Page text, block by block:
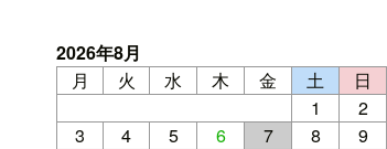
2026年8月
月
火 水 木 金 土
日
1
2
3
4 5 6 7 8
9